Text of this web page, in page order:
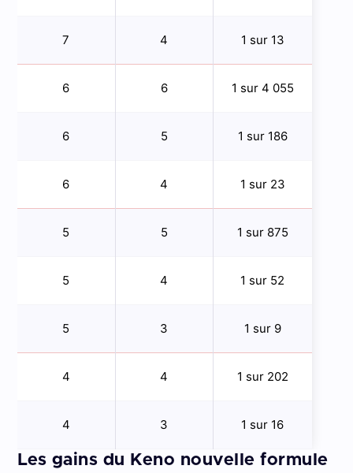
7 4 1 sur 13
6 6 1 sur 4 055
6 5 1 sur 186
6 4 1 sur 23
5 5 1 sur 875
5 4 1 sur 52
5 3 1 sur 9
4 4 1 sur 202
4 3 1 sur 16
Les gains du Keno nouvelle formule